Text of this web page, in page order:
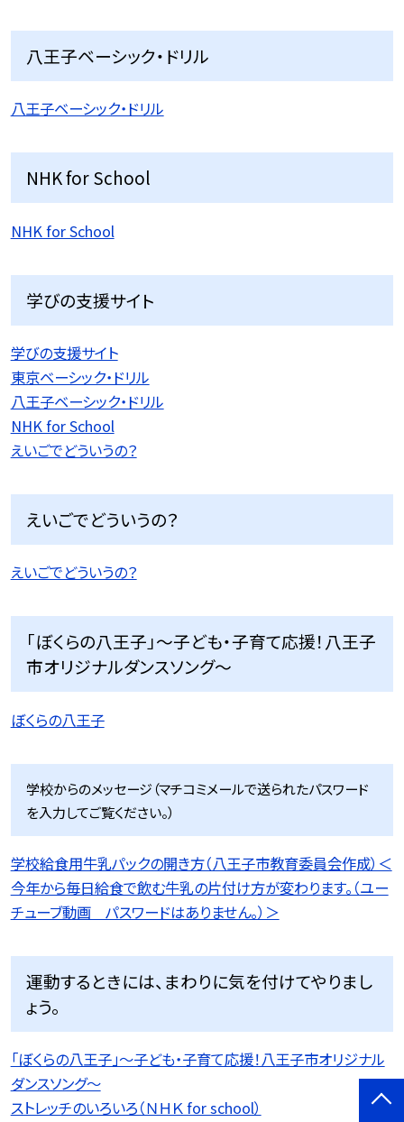
八王子ベーシック・ドリル
八王子ベーシック・ドリル
NHK for School
NHK for School
学びの支援サイト
学びの支援サイト
東京ベーシック・ドリル
八王子ベーシック・ドリル
NHK for School
えいごでどういうの？
えいごでどういうの？
えいごでどういうの？
「ぼくらの八王子」〜子ども・子育て応援！八王子
市オリジナルダンスソング〜
ぼくらの八王子
学校からのメッセージ（マチコミメールで送られたパスワード
を入力してご覧ください。）
学校給食用牛乳パックの開き方（八王子市教育委員会作成）＜
今年から毎日給食で飲む牛乳の片付け方が変わります。（ユー
チューブ動画 パスワードはありません。）＞
運動するときには、まわりに気を付けてやりまし
ょう。
「ぼくらの八王子」〜子ども・子育て応援！八王子市オリジナル
ダンスソング〜
ストレッチのいろいろ（ＮＨＫ for school）